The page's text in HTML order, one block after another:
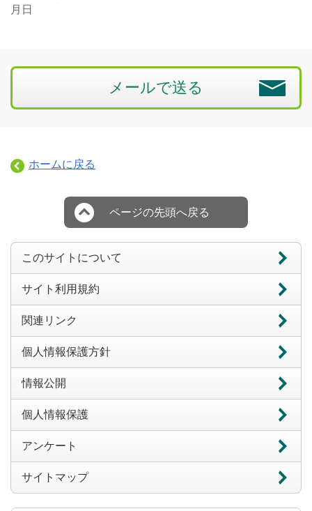
月日
メールで送る
ホームに戻る
ページの先頭へ戻る
このサイトについて
サイト利用規約
関連リンク
個人情報保護方針
情報公開
個人情報保護
アンケート
サイトマップ